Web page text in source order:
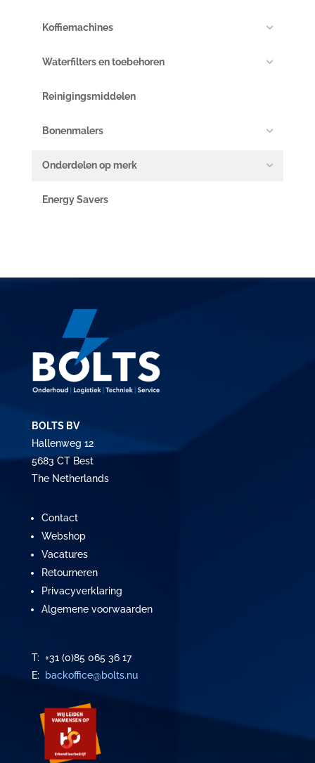
Koffiemachines
Waterfilters en toebehoren
Reinigingsmiddelen
Bonenmalers
Onderdelen op merk
Energy Savers
BOLTS BV
Hallenweg 12
5683 CT Best
The Netherlands
Contact
Webshop
Vacatures
Retourneren
Privacyverklaring
Algemene voorwaarden
T: +31 (0)85 065 36 17
E:
backoffice@bolts.nu